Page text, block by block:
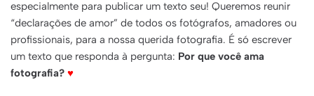
especialmente para publicar um texto seu! Queremos reunir
“declarações de amor” de todos os fotógrafos, amadores ou
profissionais, para a nossa querida fotografia. É só escrever
um texto que responda à pergunta: Por que você ama
fotografia? ♥